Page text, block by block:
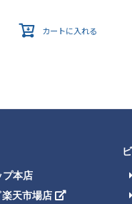
カートに入れる
プ本店
楽天市場店